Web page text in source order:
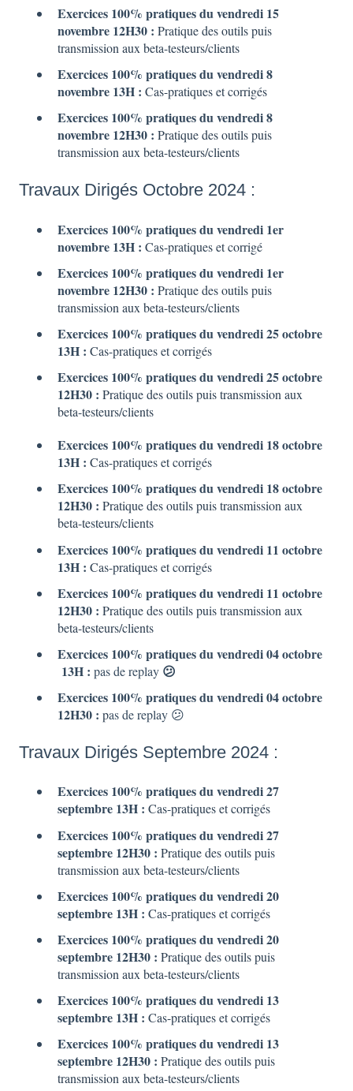
Exercices 100% pratiques du vendredi 15
novembre 12H30 : Pratique des outils puis
transmission aux beta-testeurs/clients
Exercices 100% pratiques du vendredi 8
novembre 13H : Cas-pratiques et corrigés
Exercices 100% pratiques du vendredi 8
novembre 12H30 : Pratique des outils puis
transmission aux beta-testeurs/clients
Travaux Dirigés Octobre 2024 :
Exercices 100% pratiques du vendredi 1er
novembre 13H : Cas-pratiques et corrigé
Exercices 100% pratiques du vendredi 1er
novembre 12H30 : Pratique des outils puis
transmission aux beta-testeurs/clients
Exercices 100% pratiques du vendredi 25 octobre
13H : Cas-pratiques et corrigés
Exercices 100% pratiques du vendredi 25 octobre
12H30 : Pratique des outils puis transmission aux
beta-testeurs/clients
Exercices 100% pratiques du vendredi 18 octobre
13H : Cas-pratiques et corrigés
Exercices 100% pratiques du vendredi 18 octobre
12H30 : Pratique des outils puis transmission aux
beta-testeurs/clients
Exercices 100% pratiques du vendredi 11 octobre
13H : Cas-pratiques et corrigés
Exercices 100% pratiques du vendredi 11 octobre
12H30 : Pratique des outils puis transmission aux
beta-testeurs/clients
Exercices 100% pratiques du vendredi 04 octobre
13H : pas de replay 😕
Exercices 100% pratiques du vendredi 04 octobre
12H30 : pas de replay 😕
Travaux Dirigés Septembre 2024 :
Exercices 100% pratiques du vendredi 27
septembre 13H : Cas-pratiques et corrigés
Exercices 100% pratiques du vendredi 27
septembre 12H30 : Pratique des outils puis
transmission aux beta-testeurs/clients
Exercices 100% pratiques du vendredi 20
septembre 13H : Cas-pratiques et corrigés
Exercices 100% pratiques du vendredi 20
septembre 12H30 : Pratique des outils puis
transmission aux beta-testeurs/clients
Exercices 100% pratiques du vendredi 13
septembre 13H : Cas-pratiques et corrigés
Exercices 100% pratiques du vendredi 13
septembre 12H30 : Pratique des outils puis
transmission aux beta-testeurs/clients